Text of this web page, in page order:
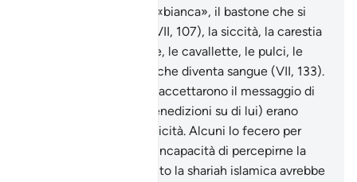
alla mano che diventa «bianca», il bastone che si
trasforma in serpente(VII, 107), la siccità, la carestia
(VII, 130), l’inondazione, le cavallette, le pulci, le
rane e l’acqua del Nilo che diventa sangue (VII, 133).
Molti di quelli che non accettarono il messaggio di
Muhammad (pace e benedizioni su di lui) erano
convinti della sua veridicità. Alcuni lo fecero per
ignoranza e intrinseca incapacità di percepirne la
grandezza, altri in quanto la shariah islamica avrebbe